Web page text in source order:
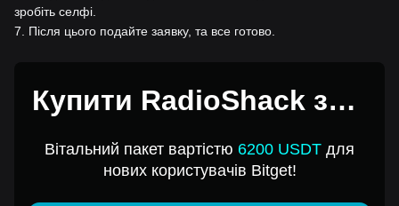
зробіть селфі.
7
Після цього подайте заявку, та все готово.
Купити RadioShack за 1
Вітальний пакет вартістю 6200 USDT для
нових користувачів Bitget!